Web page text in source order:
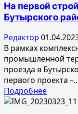
Upside
Перлин
на
сезона
2023»
На первой
Бутырского
Редактор
В рамках
промышленной
проезда в
первого проекта
Подробнее
больше